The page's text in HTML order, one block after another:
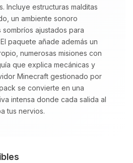
Incluye estructuras malditas
un ambiente sonoro
sombríos ajustados para
paquete añade además un
numerosas misiones con
que explica mecánicas y
Minecraft gestionado por
se convierte en una
intensa donde cada salida al
tus nervios.